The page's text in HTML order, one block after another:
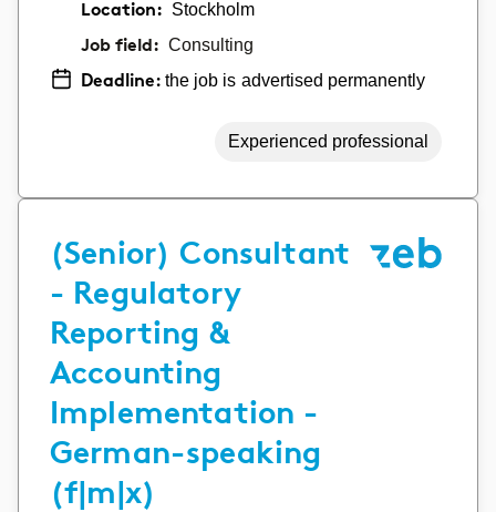
Location: Stockholm
Job field: Consulting
Deadline:the job is advertised permanently
Experienced professional
(Senior) Consultant
- Regulatory
Reporting &
Accounting
Implementation -
German-speaking
(f|m|x)